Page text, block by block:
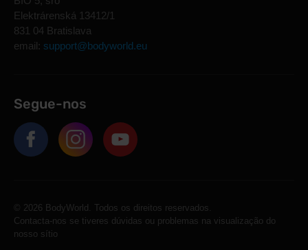
Elektrárenská 13412/1
831 04 Bratislava
email: support@bodyworld.eu
Segue-nos
© 2026 BodyWorld. Todos os direitos reservados.
Contacta-nos se tiveres dúvidas ou problemas na visualização do
nosso sítio